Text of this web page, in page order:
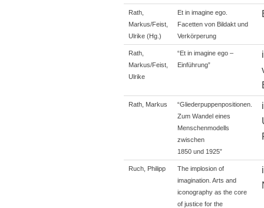
Rath,
Markus/Feist,
Ulrike (Hg.)
Et in imagine ego.
Facetten von Bildakt und
Verkörperung
Rath,
Markus/Feist,
Ulrike
“Et in imagine ego –
Einführung”
Rath, Markus
“Gliederpuppenpositionen.
Zum Wandel eines
Menschenmodells
zwischen
1850 und 1925”
Ruch, Philipp
The implosion of
imagination. Arts and
iconography as the core
of justice for the